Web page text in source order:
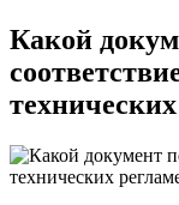
Какой